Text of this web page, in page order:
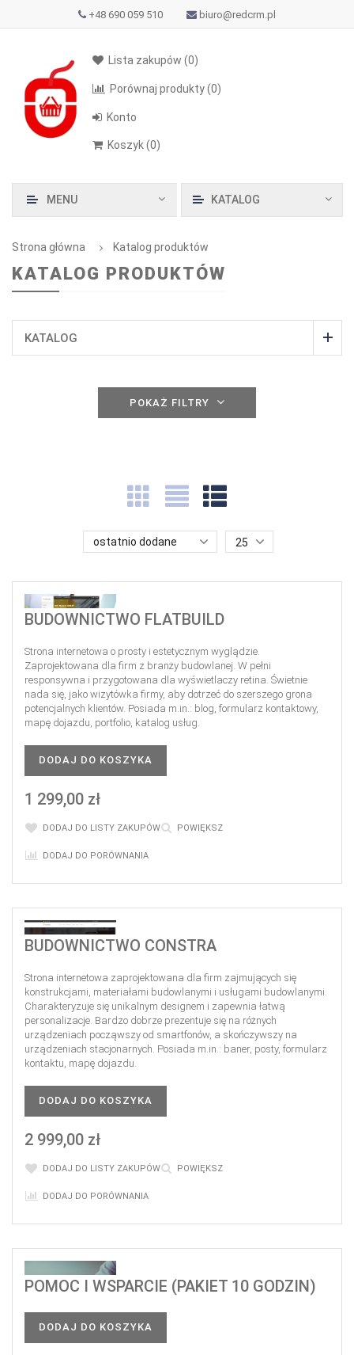
+48 690 059 510 biuro@redcrm.pl
Lista zakupów (0)
Porównaj produkty(0)
Konto
Koszyk(0)
KATALOG
MENU
Strona główna Katalog produktów
KATALOG PRODUKTÓW
KATALOG
POKAŻ FILTRY
ostatnio dodane 25
BUDOWNICTWO FLATBUILD
Strona internetowa o prosty i estetycznym wyglądzie.
Zaprojektowana dla firm z branży budowlanej. W pełni
responsywna i przygotowana dla wyświetlaczy retina. Świetnie
nada się, jako wizytówka firmy, aby dotrzeć do szerszego grona
potencjalnych klientów. Posiada m.in.: blog, formularz kontaktowy,
mapę dojazdu, portfolio, katalog usług.
DODAJ DO KOSZYKA
1 299,00 zł
DODAJ DO LISTY ZAKUPÓW POWIĘKSZ
DODAJ DO PORÓWNANIA
BUDOWNICTWO CONSTRA
Strona internetowa zaprojektowana dla firm zajmujących się
konstrukcjami, materiałami budowlanymi i usługami budowlanymi.
Charakteryzuje się unikalnym designem i zapewnia łatwą
personalizacje. Bardzo dobrze prezentuje się na różnych
urządzeniach począwszy od smartfonów, a skończywszy na
urządzeniach stacjonarnych. Posiada m.in.: baner, posty, formularz
kontaktu, mapę dojazdu.
DODAJ DO KOSZYKA
2 999,00 zł
DODAJ DO LISTY ZAKUPÓW POWIĘKSZ
DODAJ DO PORÓWNANIA
POMOC I WSPARCIE (PAKIET 10 GODZIN)
DODAJ DO KOSZYKA